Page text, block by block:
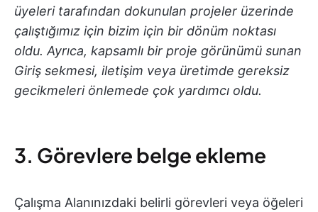
üyeleri tarafından dokunulan projeler üzerinde
çalıştığımız için bizim için bir dönüm noktası
oldu. Ayrıca, kapsamlı bir proje görünümü sunan
Giriş sekmesi, iletişim veya üretimde gereksiz
gecikmeleri önlemede çok yardımcı oldu.
3. Görevlere belge ekleme
Çalışma Alanınızdaki belirli görevleri veya öğeleri